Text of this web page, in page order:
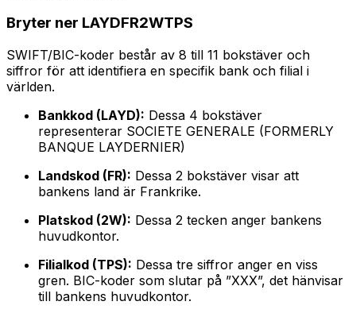
Bryter ner LAYDFR2WTPS
SWIFT/BIC-koder består av 8 till 11 bokstäver och
siffror för att identifiera en specifik bank och filial i
världen.
Bankkod (LAYD): Dessa 4 bokstäver
representerar SOCIETE GENERALE (FORMERLY
BANQUE LAYDERNIER)
Landskod (FR): Dessa 2 bokstäver visar att
bankens land är Frankrike.
Platskod (2W): Dessa 2 tecken anger bankens
huvudkontor.
Filialkod (TPS): Dessa tre siffror anger en viss
gren. BIC-koder som slutar på ”XXX”, det hänvisar
till bankens huvudkontor.